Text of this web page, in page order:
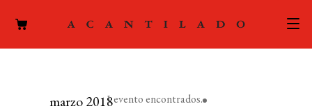
AUTORES
1 evento encontrados.
marzo 2018